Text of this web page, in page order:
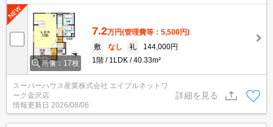
画像：17枚
7.2万円(管理費等：5,500円)
敷
なし 礼
144,000円
1階
1LDK 40.33m²
スーパーハウス産業株式会社 エイブルネットワ
ーク金沢店
情報更新日 2026/08/06
詳細を見る